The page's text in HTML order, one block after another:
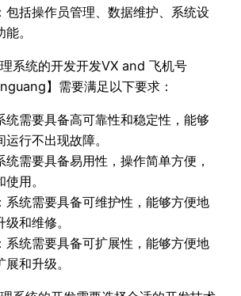
包括操作员管理、数据维护、系统设
。
系统的开发开发VX and 飞机号
】需要满足以下要求：
统需要具备高可靠性和稳定性，能够
行不出现故障。
统需要具备易用性，操作简单方便，
用。
系统需要具备可维护性，能够方便地
和维修。
系统需要具备可扩展性，能够方便地
和升级。